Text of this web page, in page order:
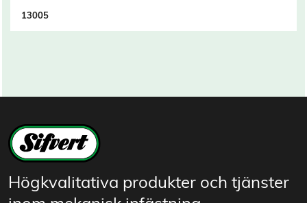
13005
Högkvalitativa produkter och tjänster